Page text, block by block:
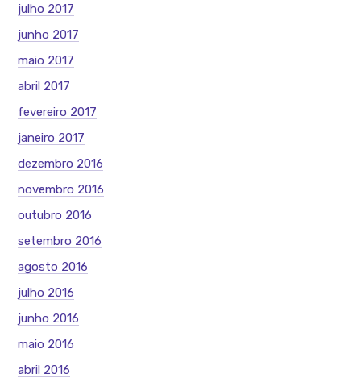
julho 2017
junho 2017
maio 2017
abril 2017
fevereiro 2017
janeiro 2017
dezembro 2016
novembro 2016
outubro 2016
setembro 2016
agosto 2016
julho 2016
junho 2016
maio 2016
abril 2016